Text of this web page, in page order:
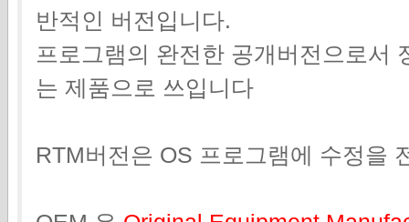
반적인 버전입니다.
프로그램의 완전한 공개버전으로서
는 제품으로 쓰입니다
RTM버전은 OS 프로그램에 수정을